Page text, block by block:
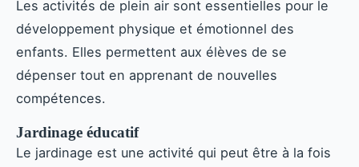
Les activités de plein air sont essentielles pour le
développement physique et émotionnel des
enfants. Elles permettent aux élèves de se
dépenser tout en apprenant de nouvelles
compétences.
Jardinage éducatif
Le jardinage est une activité qui peut être à la fois